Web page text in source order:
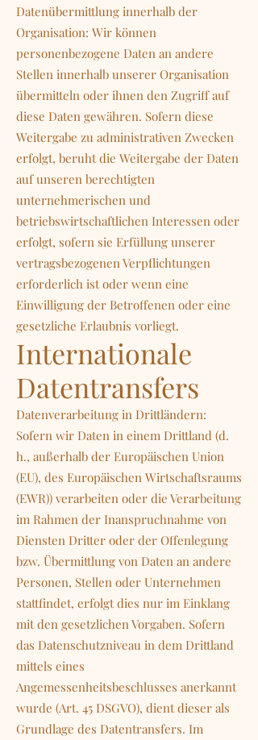
Datenübermittlung innerhalb der
Organisation: Wir können
personenbezogene Daten an andere
Stellen innerhalb unserer Organisation
übermitteln oder ihnen den Zugriff auf
diese Daten gewähren. Sofern diese
Weitergabe zu administrativen Zwecken
erfolgt, beruht die Weitergabe der Daten
auf unseren berechtigten
unternehmerischen und
betriebswirtschaftlichen Interessen oder
erfolgt, sofern sie Erfüllung unserer
vertragsbezogenen Verpflichtungen
erforderlich ist oder wenn eine
Einwilligung der Betroffenen oder eine
gesetzliche Erlaubnis vorliegt.
Internationale
Datentransfers
Datenverarbeitung in Drittländern:
Sofern wir Daten in einem Drittland (d.
h., außerhalb der Europäischen Union
(EU), des Europäischen Wirtschaftsraums
(EWR)) verarbeiten oder die Verarbeitung
im Rahmen der Inanspruchnahme von
Diensten Dritter oder der Offenlegung
bzw. Übermittlung von Daten an andere
Personen, Stellen oder Unternehmen
stattfindet, erfolgt dies nur im Einklang
mit den gesetzlichen Vorgaben. Sofern
das Datenschutzniveau in dem Drittland
mittels eines
Angemessenheitsbeschlusses anerkannt
wurde (Art. 45 DSGVO), dient dieser als
Grundlage des Datentransfers. Im